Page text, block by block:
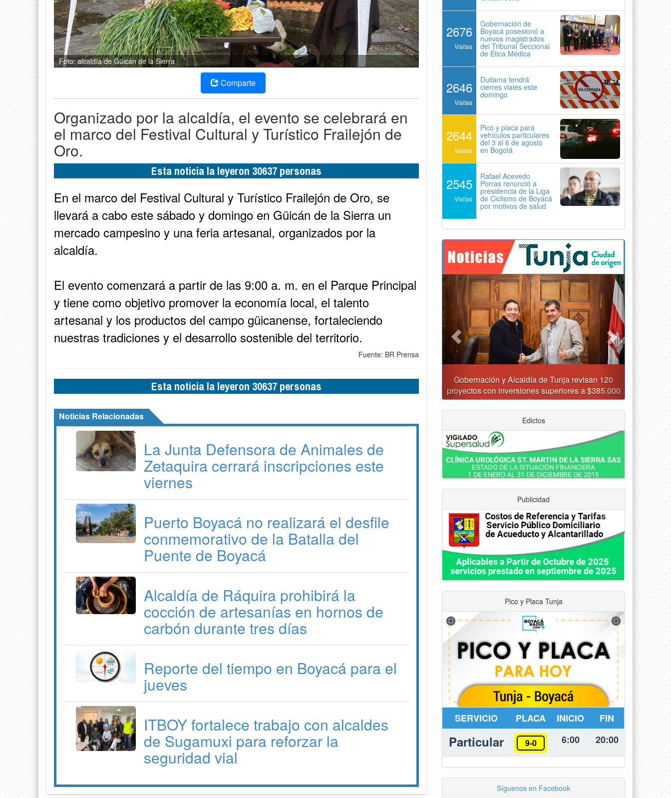
Foto: alcaldía de Güicán de la Sierra
Comparte
Organizado por la alcaldía, el evento se celebrará en
el marco del Festival Cultural y Turístico Frailejón de
Oro.
Esta noticia la leyeron 30637 personas
En el marco del Festival Cultural y Turístico Frailejón de Oro, se
llevará a cabo este sábado y domingo en Güicán de la Sierra un
mercado campesino y una feria artesanal, organizados por la
alcaldía.
El evento comenzará a partir de las 9:00 a. m. en el Parque Principal
y tiene como objetivo promover la economía local, el talento
artesanal y los productos del campo güicanense, fortaleciendo
nuestras tradiciones y el desarrollo sostenible del territorio.
Fuente: BR Prensa
Esta noticia la leyeron 30637 personas
Noticias Relacionadas
La Junta Defensora de Animales de
Zetaquira cerrará inscripciones este
viernes
Puerto Boyacá no realizará el desfile
conmemorativo de la Batalla del
Puente de Boyacá
Alcaldía de Ráquira prohibirá la
cocción de artesanías en hornos de
carbón durante tres días
Reporte del tiempo en Boyacá para el
jueves
ITBOY fortalece trabajo con alcaldes
de Sugamuxi para reforzar la
seguridad vial
2676
Visitas
Gobernación de
Boyacá posesionó a
nuevos magistrados
del Tribunal Seccional
de Ética Médica
2646
Visitas
Duitama tendrá
cierres viales este
domingo
2644
Visitas
Pico y placa para
vehículos particulares
del 3 al 6 de agosto
en Bogotá
2545
Visitas
Rafael Acevedo
Porras renunció a
presidencia de la Liga
de Ciclismo de Boyacá
por motivos de salud
Asumió funciones nuevo secretario de Medio
Ambiente de Tunja
Previous Next
Edictos
Publicidad
Pico y Placa Tunja
SERVICIO PLACA INICIO FIN
Particular 9-0 6:00 20:00
Síguenos en Facebook